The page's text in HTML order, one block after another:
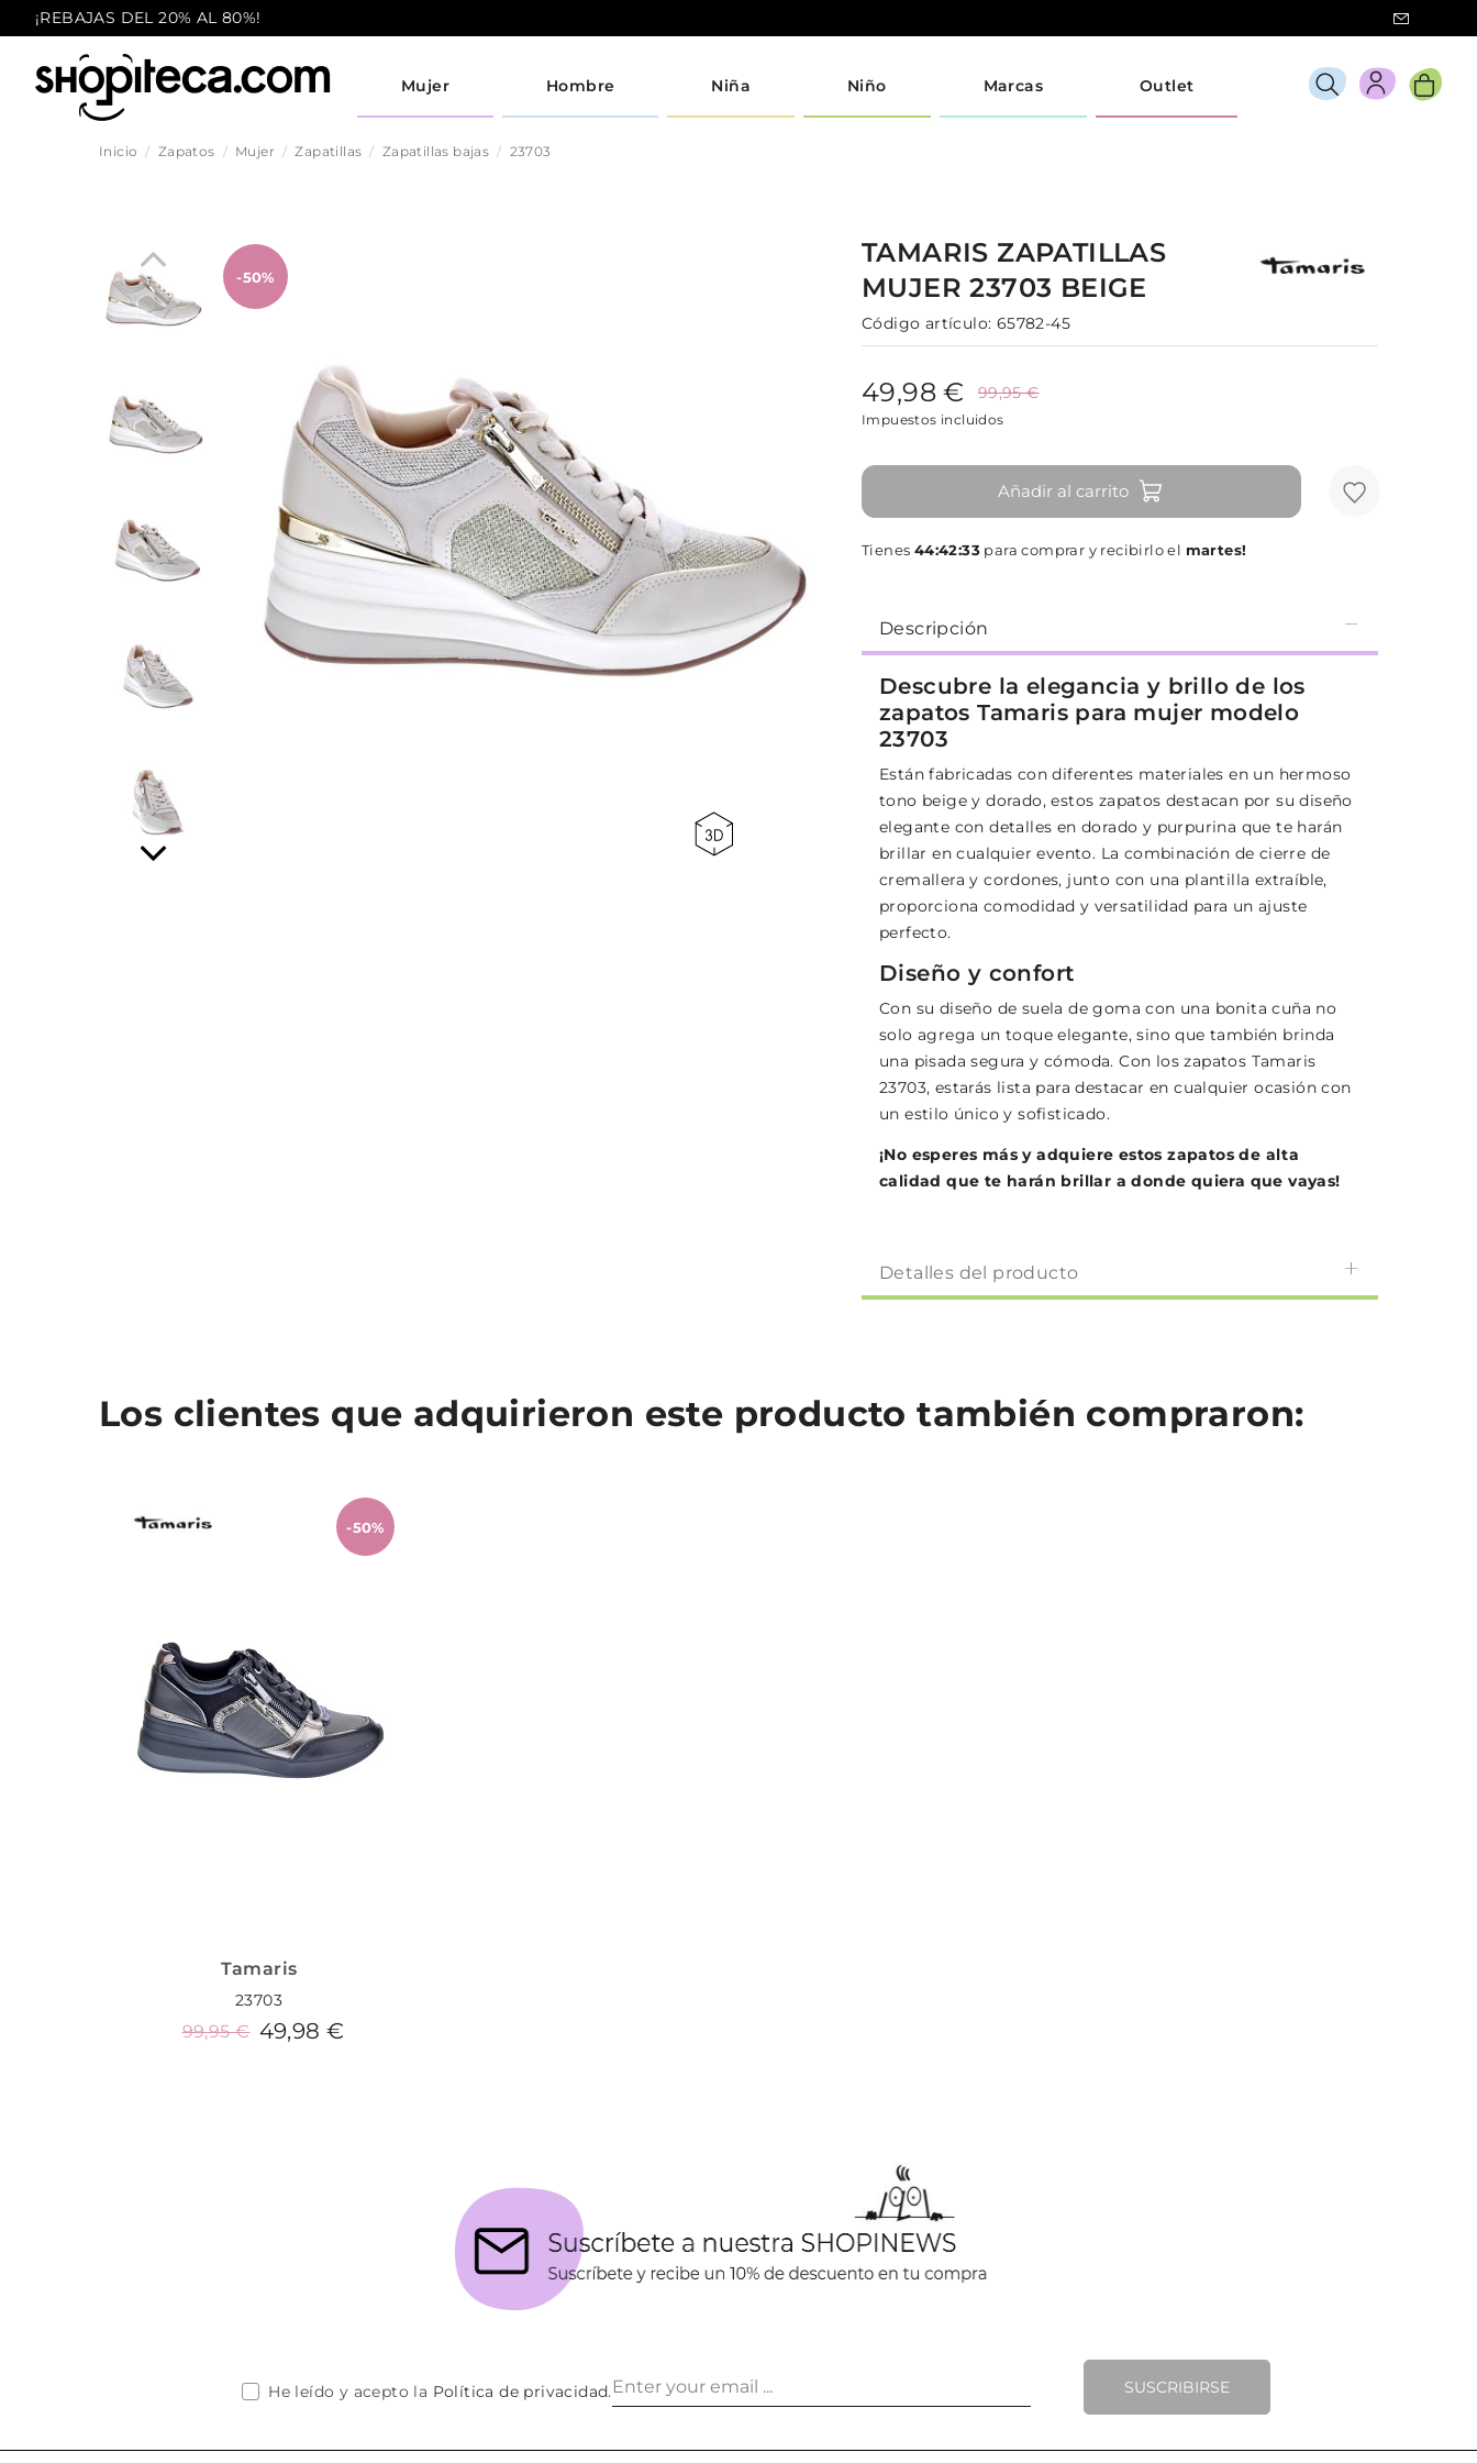
¡REBAJAS DEL 20% AL 80%!
Mujer Hombre Niña Niño Marcas Outlet
Inicio Zapatos Mujer Zapatillas Zapatillas bajas 23703
-50%
TAMARIS ZAPATILLAS
MUJER23703 BEIGE
Código artículo: 65782-45
49,98 € 99,95 €
Impuestos incluidos
Añadir al carrito
Tienes 44:42:32 para comprar y recibirlo el martes!
Descripción
Descubre la elegancia y brillo de los
zapatos Tamaris para mujer modelo
23703
Están fabricadas con diferentes materiales en un hermoso
tono beige y dorado, estos zapatos destacan por su diseño
elegante con detalles en dorado y purpurina que te harán
brillar en cualquier evento. La combinación de cierre de
cremallera y cordones, junto con una plantilla extraíble,
proporciona comodidad y versatilidad para un ajuste
perfecto.
Diseño y confort
Con su diseño de suela de goma con una bonita cuña no
solo agrega un toque elegante, sino que también brinda
una pisada segura y cómoda. Con los zapatos Tamaris
23703, estarás lista para destacar en cualquier ocasión con
un estilo único y sofisticado.
¡No esperes más y adquiere estos zapatos de alta
calidad que te harán brillar a donde quiera que vayas!
Detalles del producto
Los clientes que adquirieron este producto también compraron:
-50%
Tamaris
23703
49,98 €
99,95 €
SUSCRIBIRSE
He leído y acepto la Política de privacidad.